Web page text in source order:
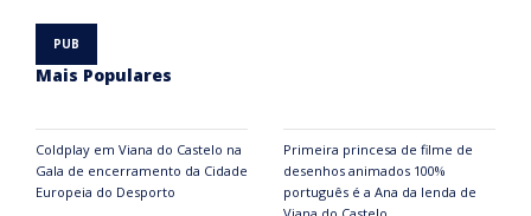
Mais Populares
Coldplay em Viana do Castelo na
Gala de encerramento da Cidade
Europeia do Desporto
Primeira princesa de filme de
desenhos animados 100%
português é a Ana da lenda de